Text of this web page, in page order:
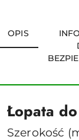
OPIS
Łopata
Szerokość